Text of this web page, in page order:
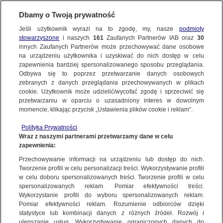
METEO
NAJNOWSZE
Runęła wieża zegarowa. Wichura
przewracała też ciężarówki
29.11.2021, 20:27
Pięć osób zginęło, a co najmniej 40 zostało
rannych wskutek wichury, która w poniedziałek
nawiedziła Stambuł i okolice. Wiatr był tak silny,
że przewracał ciężarówki i zrywał dachy,
zawaliła się wieża zegarowa.
Wśród pięciu ofiar śmiertelnych jest kobieta, na
Dbamy o Twoją prywatność
Jeśli użytkownik wyrazi na to zgodę, my, nasze podmioty
stowarzyszone i naszych 161Zaufanych Partnerów IAB oraz 30
innych Zaufanych Partnerów może przechowywać dane osobowe
na urządzeniu użytkownika i uzyskiwać do nich dostęp w celu
zapewnienia bardziej spersonalizowanego sposobu przeglądania.
Odbywa się to poprzez przetwarzanie danych osobowych
zebranych z danych przeglądania przechowywanych w plikach
cookie. Użytkownik może udzielić/wycofać zgodę i sprzeciwić się
przetwarzaniu w oparciu o uzasadniony interes w dowolnym
momencie, klikając przycisk „Ustawienia plików cookie i reklam”.
Polityka Prywatności
Wraz z naszymi partnerami przetwarzamy dane w celu
zapewnienia:
Przechowywanie informacji na urządzeniu lub dostęp do nich.
Tworzenie profili w celu personalizacji treści. Wykorzystywanie profili
w celu doboru spersonalizowanych treści. Tworzenie profili w celu
spersonalizowanych reklam. Pomiar efektywności treści.
Wykorzystanie profili do wyboru spersonalizowanych reklam.
Pomiar efektywności reklam. Rozumienie odbiorców dzięki
statystyce lub kombinacji danych z różnych źródeł. Rozwój i